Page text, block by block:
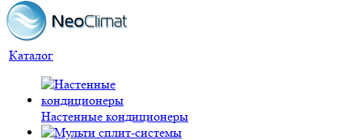
Каталог
Настенные кондиционеры